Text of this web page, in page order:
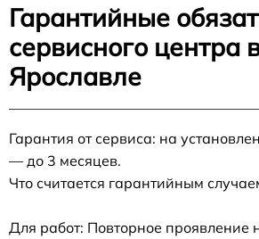
Гарантийные
сервисного центра
Ярославле
Гарантия от сервиса: на
— до 3 месяцев.
Что считается гарантийным
Для работ: Повторное проявление